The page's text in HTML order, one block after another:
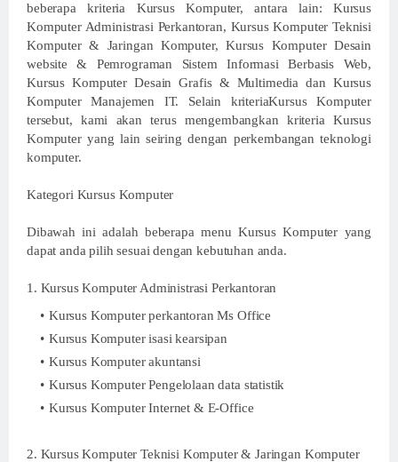
beberapa kriteria Kursus Komputer, antara lain: Kursus
Komputer Administrasi Perkantoran, Kursus Komputer Teknisi
Komputer & Jaringan Komputer, Kursus Komputer Desain
website & Pemrograman Sistem Informasi Berbasis Web,
Kursus Komputer Desain Grafis & Multimedia dan Kursus
Komputer Manajemen IT. Selain kriteriaKursus Komputer
tersebut, kami akan terus mengembangkan kriteria Kursus
Komputer yang lain seiring dengan perkembangan teknologi
komputer.
Kategori Kursus Komputer
Dibawah ini adalah beberapa menu Kursus Komputer yang
dapat anda pilih sesuai dengan kebutuhan anda.
1. Kursus Komputer Administrasi Perkantoran
Kursus Komputer perkantoran Ms Office
Kursus Komputer isasi kearsipan
Kursus Komputer akuntansi
Kursus Komputer Pengelolaan data statistik
Kursus Komputer Internet & E-Office
2. Kursus Komputer Teknisi Komputer & Jaringan Komputer